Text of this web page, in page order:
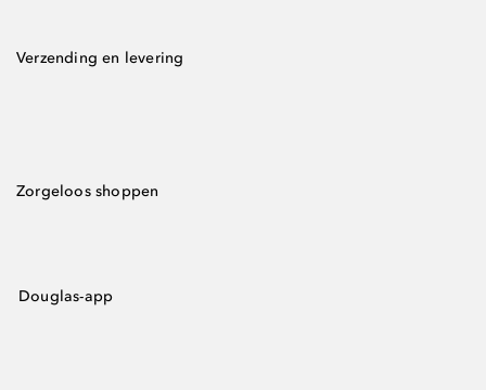
Verzending en levering
Zorgeloos shoppen
Douglas-app